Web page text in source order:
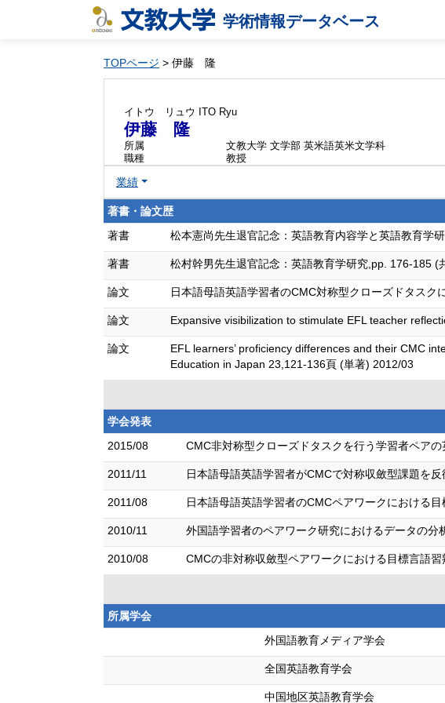
学術情報データベース
TOPページ > 伊藤 隆
イトウ リュウ ITO Ryu
伊藤 隆
所属
文教大学 文学部 英米語英米文学科
職種
教授
業績
著書・論文歴
著書
松本憲尚先生退官記念：英語教育内容学と英語教育学
著書 松村幹男先生退官記念：英語教育学研究,pp. 176-185 (
論文 日本語母語英語学習者のCMC対称型クローズドタス
論文 Expansive visibilization to stimulate EFL teacher
論文
EFL learners’ proficiency differences and their CMC
Education in Japan 23,121-136頁 (単著) 2012/03
学会発表
2015/08
CMC非対称型クローズドタスクを行う学習者ペア
2011/11 日本語母語英語学習者がCMCで対称収斂型課題を
2011/08 日本語母語英語学習者のCMCペアワークにおける
2010/11 外国語学習者のペアワーク研究におけるデータの
2010/08 CMCの非対称収斂型ペアワークにおける目標言語
所属学会
外国語教育メディア学会
全国英語教育学会
中国地区英語教育学会